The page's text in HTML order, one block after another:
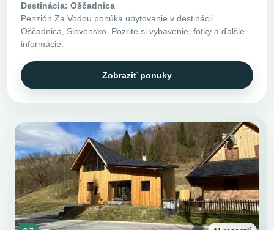
Destinácia: Oščadnica
Penzión Za Vodou ponúka ubytovanie v destinácii
Oščadnica, Slovensko. Pozrite si vybavenie, fotky a ďalšie
informácie.
Zobraziť ponuky